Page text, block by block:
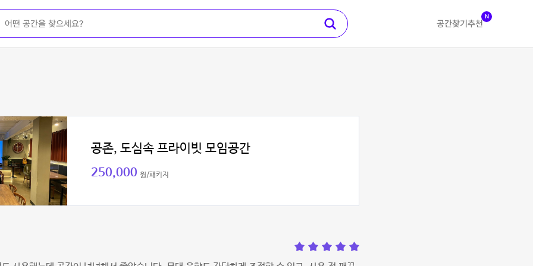
공간찾기 추천
N
공존, 도심속 프라이빗 모임공간
250,000 원/패키지